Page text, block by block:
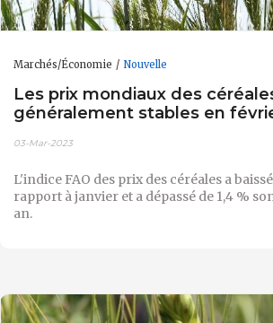
Marchés/Économie Nouvelle
Les prix mondiaux des
généralement stables en
03-Mar-2023
L'indice FAO des prix des céréales a
rapport à janvier et a dépassé de 1,4 %
an.